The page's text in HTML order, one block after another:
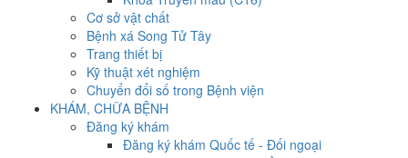
Cơ sở vật chất
Bệnh xá Song Tử Tây
Trang thiết bị
Kỹ thuật xét nghiệm
Chuyển đổi số trong Bệnh viện
KHÁM, CHỮA BỆNH
Đăng ký khám
Đăng ký khám Quốc tế - Đối ngoại